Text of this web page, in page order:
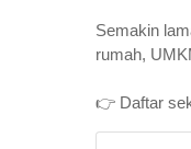
Semakin
rumah,
👉 Daftar